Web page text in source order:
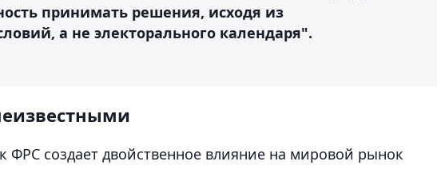
принимать решения, исходя из
а не электорального календаря".
ФРС создает двойственное влияние на мировой рынок